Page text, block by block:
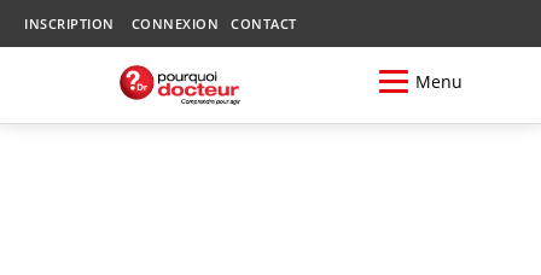
INSCRIPTION CONNEXION CONTACT
Menu